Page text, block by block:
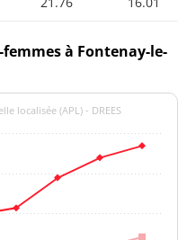
femmes à Fontenay-le-
localisée (APL) - DREES